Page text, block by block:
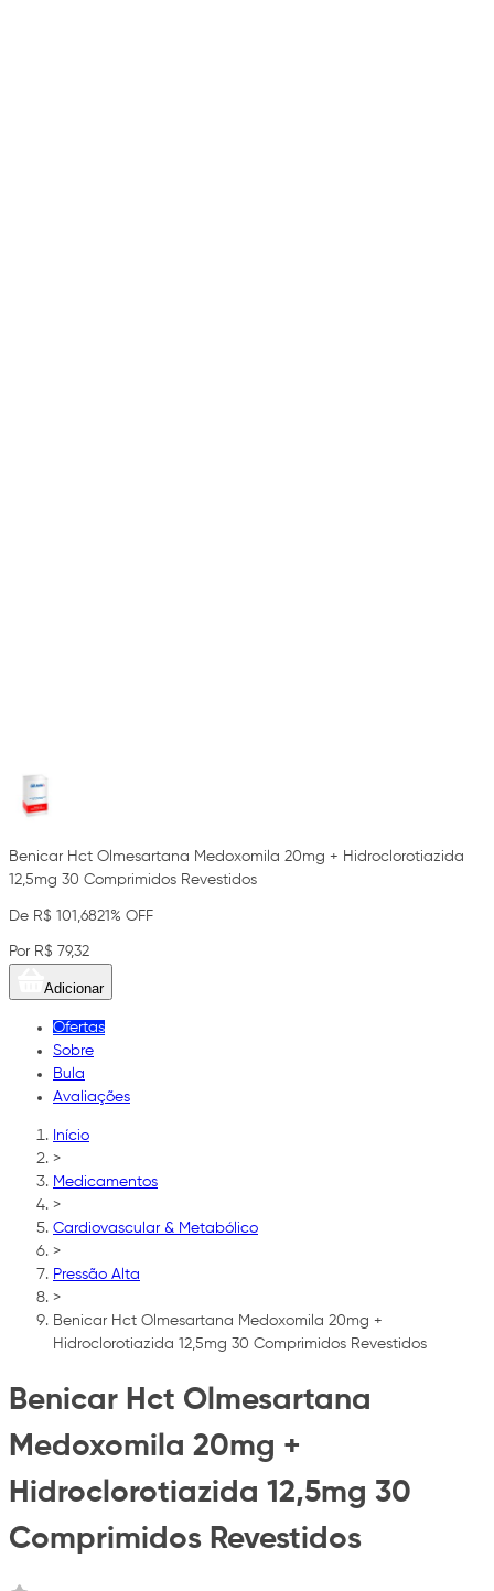
Benicar Hct Olmesartana Medoxomila 20mg + Hidroclorotiazida
12,5mg 30 Comprimidos Revestidos
De R$ 101,6821% OFF
Por R$ 79,32
Adicionar
Ofertas
Sobre
Bula
Avaliações
Início
>
Medicamentos
>
Cardiovascular & Metabólico
>
Pressão Alta
>
Benicar Hct Olmesartana Medoxomila 20mg +
Hidroclorotiazida 12,5mg 30 Comprimidos Revestidos
Benicar Hct Olmesartana
Medoxomila 20mg +
Hidroclorotiazida 12,5mg 30
Comprimidos Revestidos